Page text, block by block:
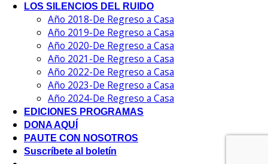
LOS SILENCIOS DEL RUIDO
Año 2018-De Regreso a Casa
Año 2019-De Regreso a Casa
Año 2020-De Regreso a Casa
Año 2021-De Regreso a Casa
Año 2022-De Regreso a Casa
Año 2023-De Regreso a Casa
Año 2024-De Regreso a Casa
EDICIONES PROGRAMAS
DONA AQUÍ
PAUTE CON NOSOTROS
Suscríbete al boletín